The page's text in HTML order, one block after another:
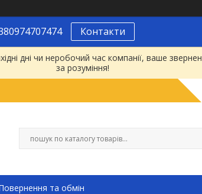
Контакти
дні чи неробочий час компанії, ваше
за розуміння!
та обмін